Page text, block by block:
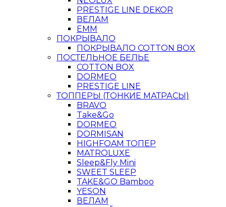
PRESTIGE LINE DEKOR
ВЕЛАМ
ЕММ
ПОКРЫВАЛО
ПОКРЫВАЛО COTTON BOX
ПОСТЕЛЬНОЕ БЕЛЬЕ
COTTON BOX
DORMEO
PRESTIGE LINE
ТОППЕРЫ (ТОНКИЕ МАТРАСЫ)
BRAVO
Take&Go
DORMEO
DORMISAN
HIGHFOAM ТОПЕР
MATROLUXE
Sleep&Fly Mini
SWEET SLEEP
TAKE&GO Bamboo
YESON
ВЕЛАМ